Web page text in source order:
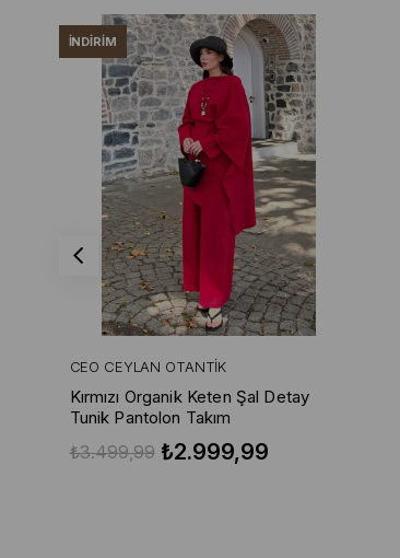
CEO CEYLAN OTANTIK
Kırmızı Organik Keten Şal Detay
Tunik Pantolon Takım
₺2.999,99
₺3.499,99
İNDIRIM